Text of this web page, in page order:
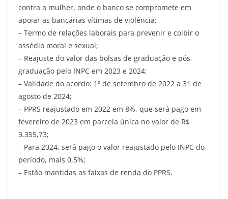
contra a mulher, onde o banco se compromete em
apoiar as bancárias vítimas de violência;
– Termo de relações laborais para prevenir e coibir o
assédio moral e sexual;
– Reajuste do valor das bolsas de graduação e pós-
graduação pelo INPC em 2023 e 2024;
– Validade do acordo: 1º de setembro de 2022 a 31 de
agosto de 2024;
– PPRS reajustado em 2022 em 8%, que será pago em
fevereiro de 2023 em parcela única no valor de R$
3.355,73;
– Para 2024, será pago o valor reajustado pelo INPC do
período, mais 0,5%;
– Estão mantidas as faixas de renda do PPRS.